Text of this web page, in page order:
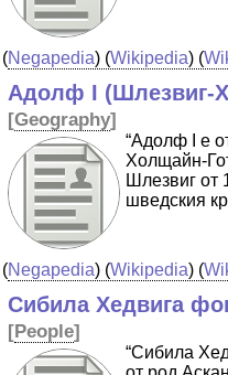
(Negapedia) (Wikipedia) (
Адолф I (Шлезвиг-
[Geography]
“Адолф I е
Холщайн-
Шлезвиг от
шведския
(Negapedia) (Wikipedia) (
Сибила Хедвига
[People]
“Сибила